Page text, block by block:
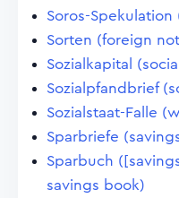
Soros-
Sorten (foreign
Sozialkapital
Sozialpfandbrief
Sozialstaat-Falle
Sparbriefe
Sparbuch
savings book)